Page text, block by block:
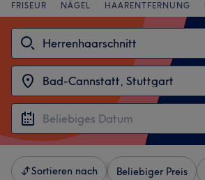
FRISEUR NÄGEL HAARENTFERNUNG
Sortieren nach Beliebiger Preis